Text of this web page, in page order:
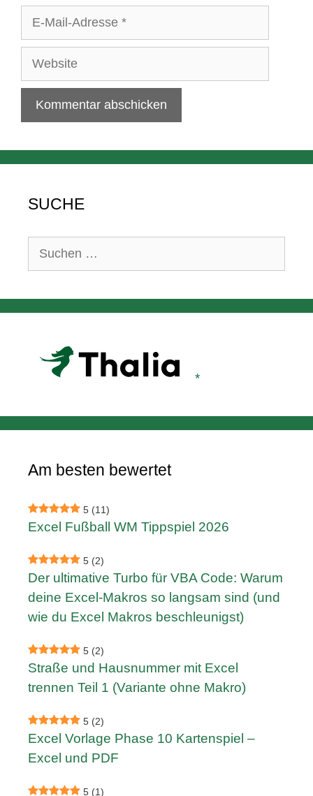
Adresse
Website
SUCHE
Suchen
Am besten bewertet
5 (11)
Excel Fußball WM Tippspiel 2026
5 (2)
Der ultimative Turbo für VBA Code: Warum
deine Excel-Makros so langsam sind (und
wie du Excel Makros beschleunigst)
5 (2)
Straße und Hausnummer mit Excel
trennen Teil 1 (Variante ohne Makro)
5 (2)
Excel Vorlage Phase 10 Kartenspiel –
Excel und PDF
5 (1)